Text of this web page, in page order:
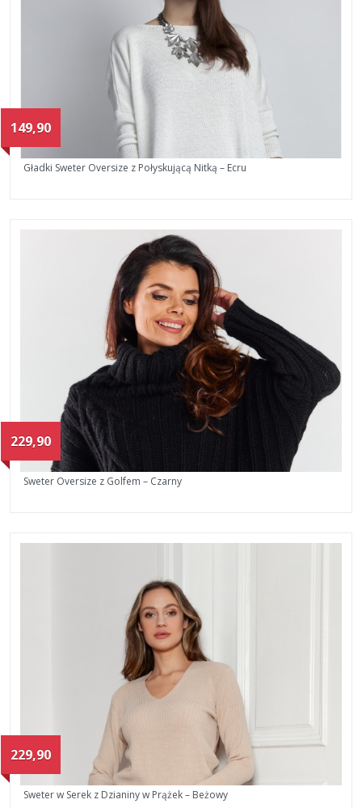
149,90
Gładki Sweter Oversize z Połyskującą Nitką – Ecru
229,90
Sweter Oversize z Golfem – Czarny
229,90
Sweter w Serek z Dzianiny w Prążek – Beżowy